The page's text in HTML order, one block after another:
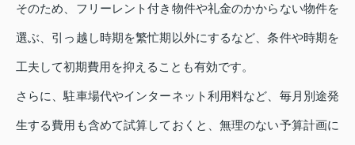
そのため、フリーレント付き物件や礼金のかからない物件を
選ぶ、引っ越し時期を繁忙期以外にするなど、条件や時期を
工夫して初期費用を抑えることも有効です。
さらに、駐車場代やインターネット利用料など、毎月別途発
生する費用も含めて試算しておくと、無理のない予算計画に